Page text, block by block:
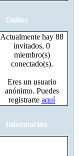
Online
Actualmente hay 88
invitados, 0
miembro(s)
conectado(s).
Eres un usuario
anónimo. Puedes
registrarte aquí
Información